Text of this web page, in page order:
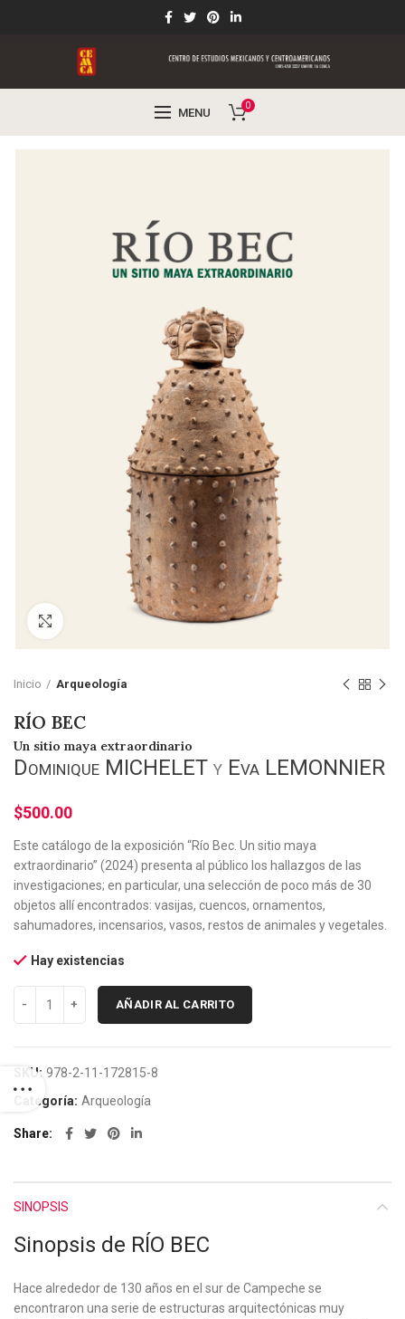
MENU 0
Click to enlarge
Inicio Arqueología
RÍO BEC
Un sitio maya extraordinario
Dominique MICHELET y Eva LEMONNIER
$500.00
Este catálogo de la exposición “Río Bec. Un sitio maya
extraordinario” (2024) presenta al público los hallazgos de las
investigaciones; en particular, una selección de poco más de 30
objetos allí encontrados: vasijas, cuencos, ornamentos,
sahumadores, incensarios, vasos, restos de animales y vegetales.
Hay existencias
AÑADIR AL CARRITO
SKU: 978-2-11-172815-8
Categoría: Arqueología
Share
SINOPSIS
Sinopsis de RÍO BEC
Hace alrededor de 130 años en el sur de Campeche se
encontraron una serie de estructuras arquitectónicas muy